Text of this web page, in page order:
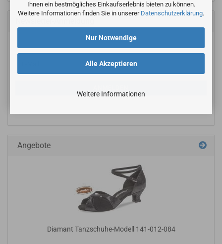
Ihnen ein bestmögliches Einkaufserlebnis bieten zu können.
Weitere Informationen finden Sie in unserer Datenschutzerklärung.
Alle Akzeptieren
Nur Notwendige
Weitere Informationen
Angebote
Diamant Tanzschuhe-Modell 141-012-084